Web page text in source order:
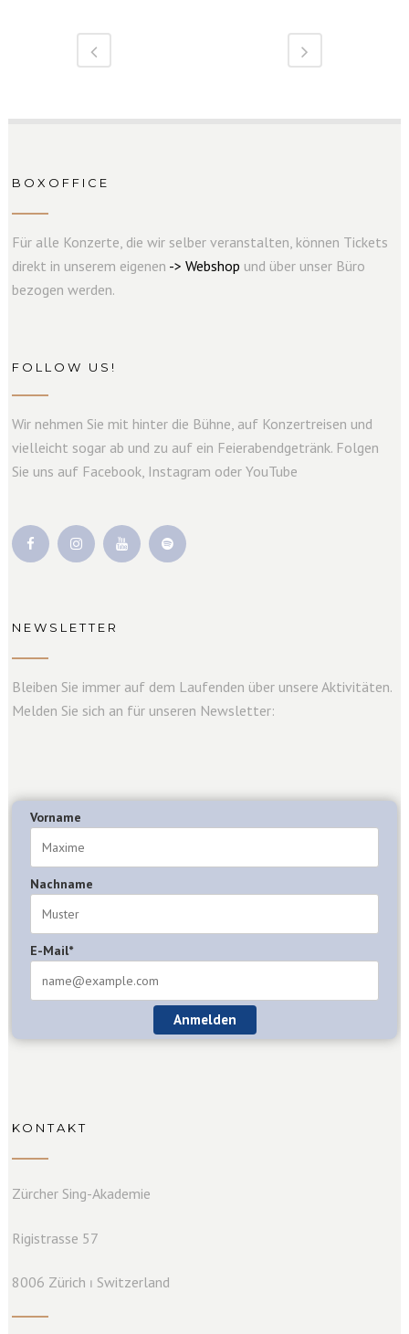
BOXOFFICE
Für alle Konzerte, die wir selber veranstalten, können Tickets
direkt in unserem eigenen ->Webshop und über unser Büro
bezogen werden.
FOLLOW US!
Wir nehmen Sie mit hinter die Bühne, auf Konzertreisen und
vielleicht sogar ab und zu auf ein Feierabendgetränk. Folgen
Sie uns auf Facebook, Instagram oder YouTube
NEWSLETTER
Bleiben Sie immer auf dem Laufenden über unsere Aktivitäten.
Melden Sie sich an für unseren Newsletter:
Vorname
Nachname
E-Mail*
Anmelden
KONTAKT
Zürcher Sing-Akademie
Rigistrasse 57
8006 Zürich ⏐ Switzerland